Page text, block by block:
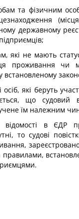
та фізичним
державному
які не мають
проживання чи
встановленому
осіб, які беруть
що судовий
їм належним
відомості в ЄДР
то судові
правилами,